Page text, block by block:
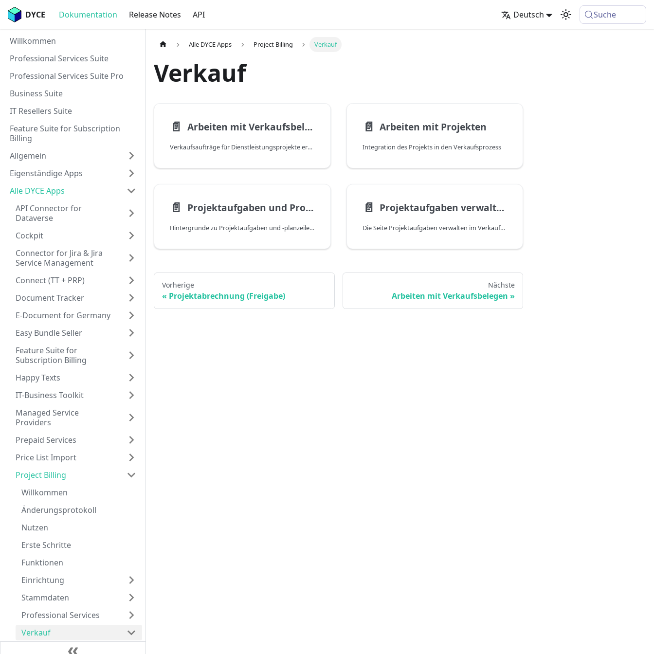
DYCE Dokumentation Release Notes API Deutsch Suche
Willkommen
Professional Services Suite
Professional Services Suite Pro
Business Suite
IT Resellers Suite
Feature Suite for Subscription
Billing
Allgemein
Eigenständige Apps
Alle DYCE Apps
API Connector for
Dataverse
Cockpit
Connector for Jira & Jira
Service Management
Connect (TT + PRP)
Document Tracker
E-Document for Germany
Easy Bundle Seller
Feature Suite for
Subscription Billing
Happy Texts
IT-Business Toolkit
Managed Service
Providers
Prepaid Services
Price List Import
Project Billing
Willkommen
Änderungsprotokoll
Nutzen
Erste Schritte
Funktionen
Einrichtung
Stammdaten
Professional Services
Verkauf
Arbeiten mit
Alle DYCE Apps Project Billing Verkauf
Verkauf
📄️ Arbeiten mit Verkaufsbelegen
Verkaufsaufträge für Dienstleistungsprojekte erstellen und verwalten
📄️ Arbeiten mit Projekten
Integration des Projekts in den Verkaufsprozess
📄️ Projektaufgaben und Projektplanzeilen
Hintergründe zu Projektaufgaben und -planzeilen werden in diesem Teil der DYCE Dokumentation erläutert. Sie bilden die Basis für Zeiterfassungen und die Abrechnung von Dienstleistungen. In dem folgenden Teil wird speziell auf die Erstellung von Projektaufgaben und Projektplanzeilen aus Verkaufsaufträgen eingegangen.
📄️ Projektaufgaben verwalten
Die Seite Projektaufgaben verwalten im Verkaufsauftrag vereinfacht die Erstellung, Verwaltung und Budgetierung von Projektaufgaben (PT) und Projektplanzeilen (PPL), die für das Erstellen, Freigeben, Buchen und Fakturieren von Zeiterfassungen unerlässlich sind. Die Seite ermöglicht es Benutzern, das Budget einer einzelnen Verkaufszeile einfach in mehrere, detaillierte Budgets und strukturierte Projektaufgaben aufzuteilen und eine bessere Übersicht über die Budgetzuweisung zu erhalten.
Vorherige
Projektabrechnung (Freigabe)
Nächste
Arbeiten mit Verkaufsbelegen